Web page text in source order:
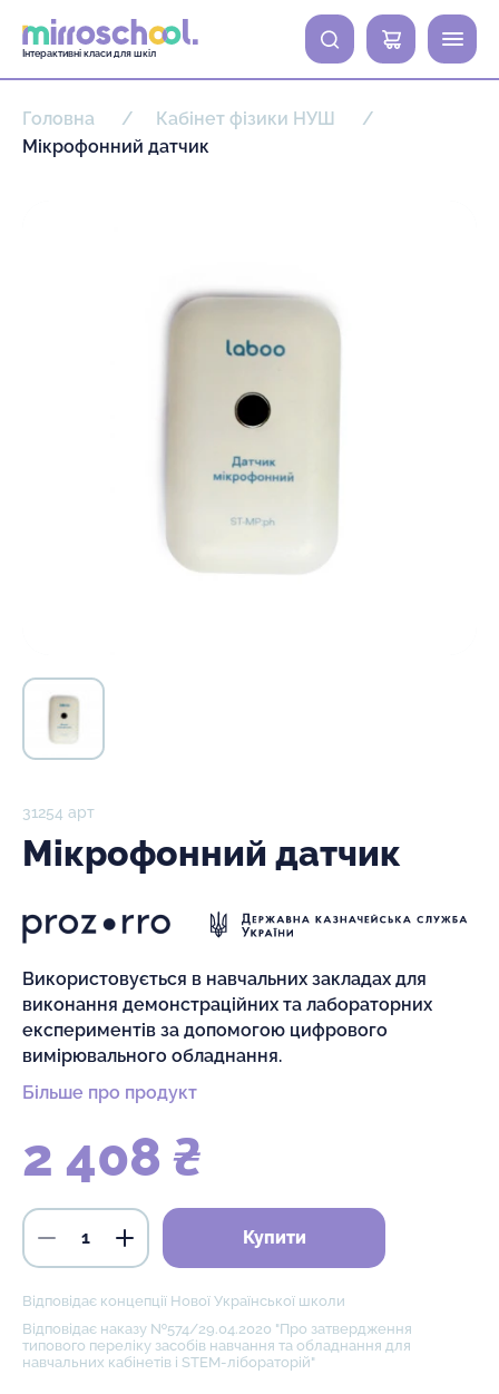
Інтерактивні класи для шкіл
0
Головна
Кабінет фізики НУШ
Мікрофонний датчик
31254 арт
Мікрофонний датчик
Використовується в навчальних закладах для
виконання демонстраційних та лабораторних
експериментів за допомогою цифрового
вимірювального обладнання.
Більше про продукт
2 408 ₴
Купити
Відповідає концепції Нової Української школи
Відповідає наказу №574/29.04.2020 "Про затвердження
типового переліку засобів навчання та обладнання для
навчальних кабінетів і STEM-лібораторій"